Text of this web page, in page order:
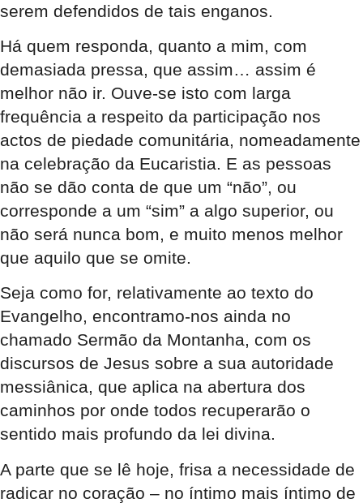
serem defendidos de tais enganos.
Há quem responda, quanto a mim, com
demasiada pressa, que assim… assim é
melhor não ir. Ouve-se isto com larga
frequência a respeito da participação nos
actos de piedade comunitária, nomeadamente
na celebração da Eucaristia. E as pessoas
não se dão conta de que um “não”, ou
corresponde a um “sim” a algo superior, ou
não será nunca bom, e muito menos melhor
que aquilo que se omite.
Seja como for, relativamente ao texto do
Evangelho, encontramo-nos ainda no
chamado Sermão da Montanha, com os
discursos de Jesus sobre a sua autoridade
messiânica, que aplica na abertura dos
caminhos por onde todos recuperarão o
sentido mais profundo da lei divina.
A parte que se lê hoje, frisa a necessidade de
radicar no coração – no íntimo mais íntimo de